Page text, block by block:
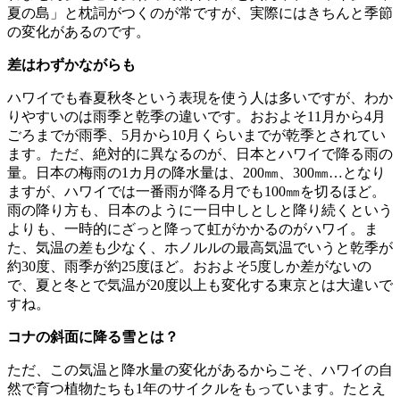
夏の島」と枕詞がつくのが常ですが、実際にはきちんと季節
の変化があるのです。
差はわずかながらも
ハワイでも春夏秋冬という表現を使う人は多いですが、わか
りやすいのは雨季と乾季の違いです。おおよそ11月から4月
ごろまでが雨季、5月から10月くらいまでが乾季とされてい
ます。ただ、絶対的に異なるのが、日本とハワイで降る雨の
量。日本の梅雨の1カ月の降水量は、200㎜、300㎜…となり
ますが、ハワイでは一番雨が降る月でも100㎜を切るほど。
雨の降り方も、日本のように一日中しとしと降り続くという
よりも、一時的にざっと降って虹がかかるのがハワイ。ま
た、気温の差も少なく、ホノルルの最高気温でいうと乾季が
約30度、雨季が約25度ほど。おおよそ5度しか差がないの
で、夏と冬とで気温が20度以上も変化する東京とは大違いで
すね。
コナの斜面に降る雪とは？
ただ、この気温と降水量の変化があるからこそ、ハワイの自
然で育つ植物たちも1年のサイクルをもっています。たとえ